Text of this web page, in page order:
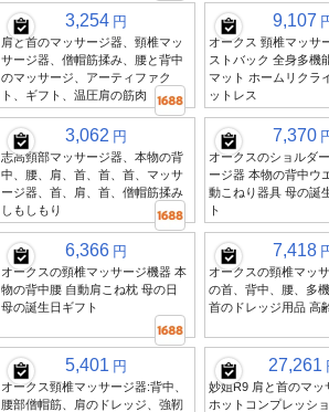
3,254 円
肩と首のマッサージ器、頸椎マッ
サージ器、僧帽筋揉み、腰と背中
のマッサージ、アーティファク
ト、ギフト、温圧肩の筋肉
9,107
オークス 頸椎マッサ
ストバック 全身多機
マット ホームリクラ
ットレス
3,062 円
志高頸部マッサージ器、本物の背
中、腰、肩、首、首、首、マッサ
ージ器、首、肩、首、僧帽筋揉み
しもしもり
7,370
オークスのショルダ
ージ器 本物の背中ウ
動こねり器具 母の誕
ト
6,366 円
オークスの頸椎マッサージ機器 本
物の背中腰 自動肩こね枕 母の日
母の誕生日ギフト
7,418
オークスの頸椎マッ
の首、背中、腰、多機
首のドレッジ用品 高
5,401 円
オークス頸椎マッサージ器:背中、
腰部僧帽筋、肩のドレッジ、強靭
27,261
妙姐R9 肩と首のマッ
ホットコンプレッシ